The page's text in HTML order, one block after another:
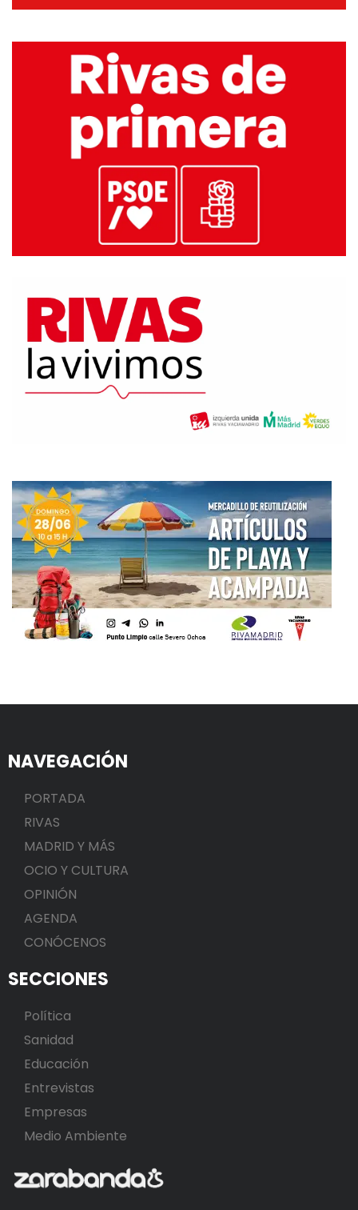
NAVEGACIÓN
PORTADA
RIVAS
MADRID Y MÁS
OCIO Y CULTURA
OPINIÓN
AGENDA
CONÓCENOS
SECCIONES
Política
Sanidad
Educación
Entrevistas
Empresas
Medio Ambiente